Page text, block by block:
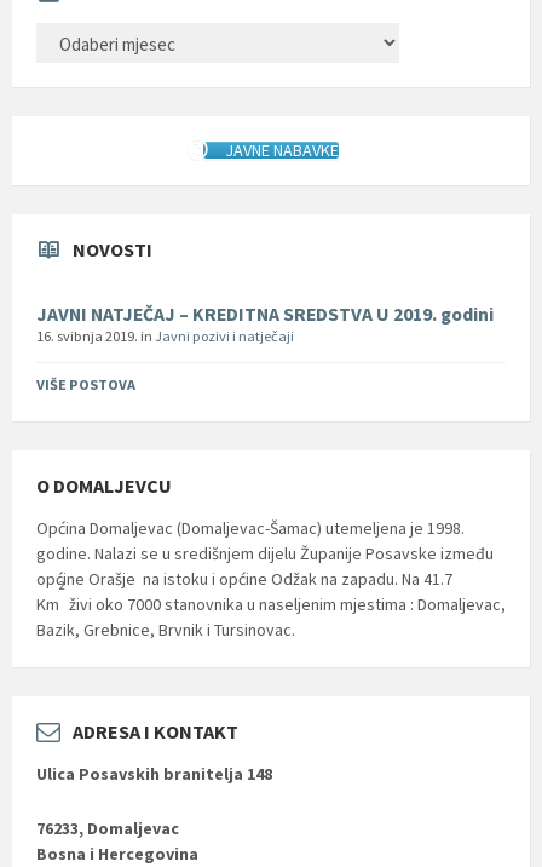
JAVNE NABAVKE
NOVOSTI
JAVNI NATJEČAJ – KREDITNA SREDSTVA U 2019. godini
16. svibnja 2019. in Javni pozivi i natječaji
VIŠE POSTOVA
O DOMALJEVCU
Općina Domaljevac (Domaljevac-Šamac) utemeljena je 1998.
godine. Nalazi se u središnjem dijelu Županije Posavske između
općine Orašje na istoku i općine Odžak na zapadu. Na 41.7
Km
2
živi oko 7000 stanovnika u naseljenim mjestima : Domaljevac,
Bazik, Grebnice, Brvnik i Tursinovac.
ADRESA I KONTAKT
Ulica Posavskih branitelja 148
76233, Domaljevac
Bosna i Hercegovina